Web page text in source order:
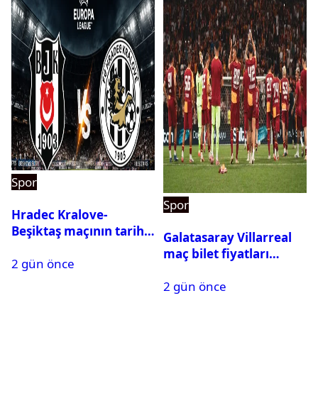
Spor
Hradec Kralove-
Beşiktaş maçının tarihi
2 gün önce
Spor
Galatasaray Villarreal
maç bilet fiyatları
2 gün önce